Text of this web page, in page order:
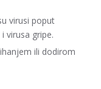
virusi poput
virusa gripe.
ili dodirom